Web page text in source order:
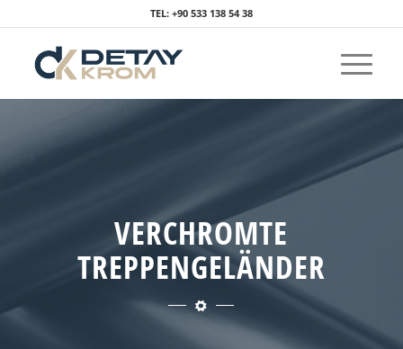
TEL: +90 533 138 54 38
VERCHROMTE
TREPPENGELÄNDER